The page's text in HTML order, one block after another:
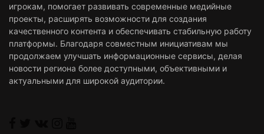
игрокам, помогает развивать современные медийные
проекты, расширять возможности для создания
качественного контента и обеспечивать стабильную работу
платформы. Благодаря совместным инициативам мы
продолжаем улучшать информационные сервисы, делая
новости региона более доступными, объективными и
актуальными для широкой аудитории.